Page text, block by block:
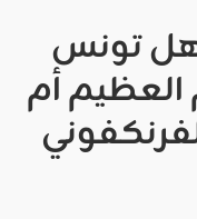
هل تونس
العظيم أم